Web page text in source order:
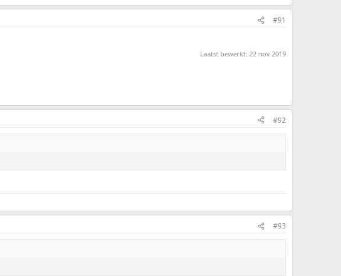
#91
Laatst bewerkt: 22 nov 2019
#92
#93